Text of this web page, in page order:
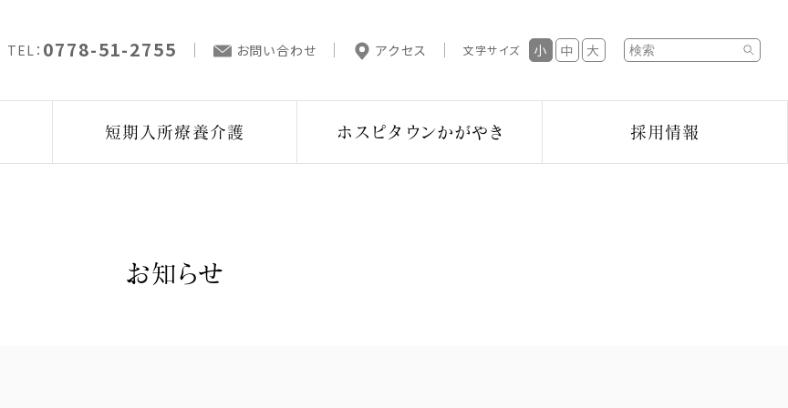
短期入所療養介護 ホスピタウンかがやき 採用情報
TEL： 0778-51-2755 お問い合わせ アクセス 文字サイズ 小 中 大 検索フォーム
お知らせ